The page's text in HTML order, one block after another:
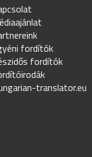
fordítók
fordítók
translator.eu